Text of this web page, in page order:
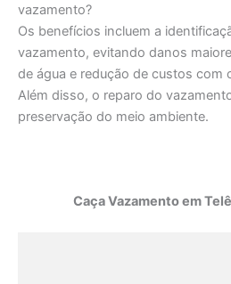
vazamento?
Os benefícios incluem a
vazamento, evitando danos
de água e redução de custos com
Além disso, o reparo do
preservação do meio ambiente.
Caça Vazamento em